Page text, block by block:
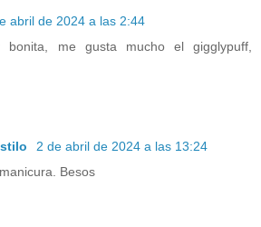
abril de 2024 a las 2:44
bonita, me gusta mucho el gigglypuff,
2 de abril de 2024 a las 13:24
Besos